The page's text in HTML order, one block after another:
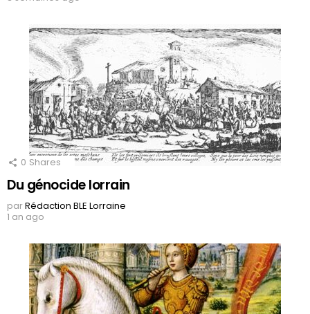
0 Shares
Du génocide lorrain
parRédaction BLE Lorraine
1 an ago